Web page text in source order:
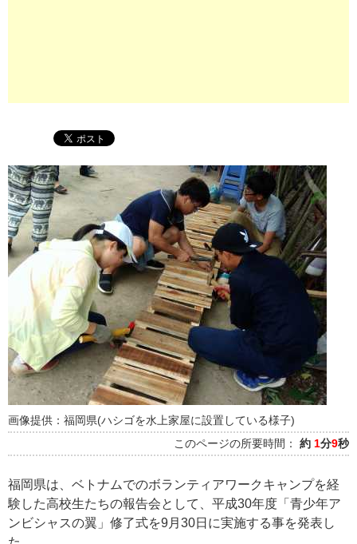
画像提供：福岡県(ハシゴを水上家屋に設置している様子)
このページの所要時間： 約 1分9秒
福岡県は、ベトナムでのボランティアワークキャンプを経
験した高校生たちの報告会として、平成30年度「青少年ア
ンビシャスの翼」修了式を9月30日に実施する事を発表し